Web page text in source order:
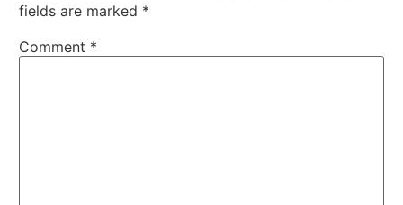
fields are marked *
Comment *